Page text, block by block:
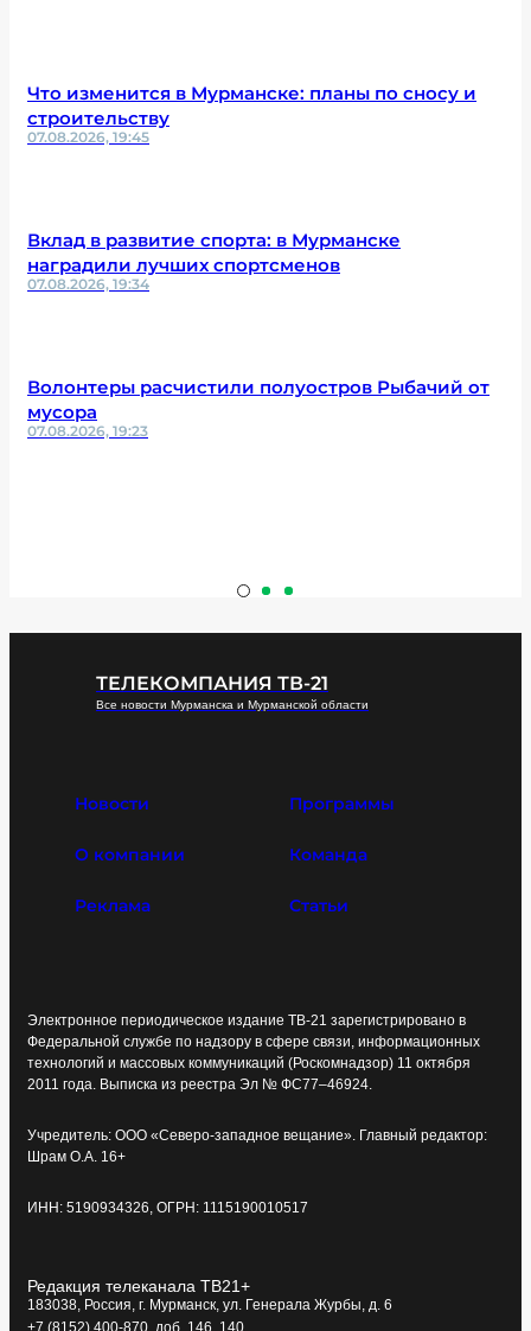
Что изменится в Мурманске: планы по сносу и
строительству
07.08.2026, 19:45
Вклад в развитие спорта: в Мурманске
наградили лучших спортсменов
07.08.2026, 19:34
Волонтеры расчистили полуостров Рыбачий от
мусора
07.08.2026, 19:23
ТЕЛЕКОМПАНИЯ ТВ-21
Все новости Мурманска и Мурманской области
Новости Программы
О компании Команда
Реклама Статьи
Электронное периодическое издание ТВ-21 зарегистрировано в
Федеральной службе по надзору в сфере связи, информационных
технологий и массовых коммуникаций (Роскомнадзор) 11 октября
2011 года. Выписка из реестра Эл № ФС77–46924.
Учредитель: ООО «Северо-западное вещание». Главный редактор:
Шрам О.А. 16+
ИНН: 5190934326, ОГРН: 1115190010517
Редакция телеканала ТВ21+
183038, Россия, г. Мурманск, ул. Генерала Журбы, д. 6
+7 (8152) 400-870, доб. 146, 140